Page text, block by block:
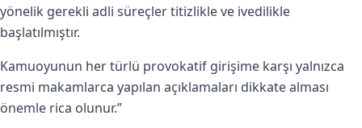
yönelik gerekli adli süreçler titizlikle ve ivedilikle
başlatılmıştır.
Kamuoyunun her türlü provokatif girişime karşı yalnızca
resmi makamlarca yapılan açıklamaları dikkate alması
önemle rica olunur.”